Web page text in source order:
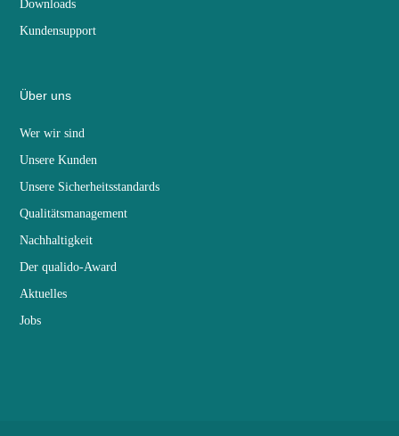
Downloads
Kundensupport
Über uns
Wer wir sind
Unsere Kunden
Unsere Sicherheitsstandards
Qualitätsmanagement
Nachhaltigkeit
Der qualido-Award
Aktuelles
Jobs